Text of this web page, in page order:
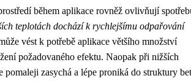
během aplikace rovněž ovlivňují
teplotách dochází k rychlejšímu odpařování
vést k potřebě aplikace většího množství
požadovaného efektu. Naopak při nižších
pomaleji zasychá a lépe proniká do struktury